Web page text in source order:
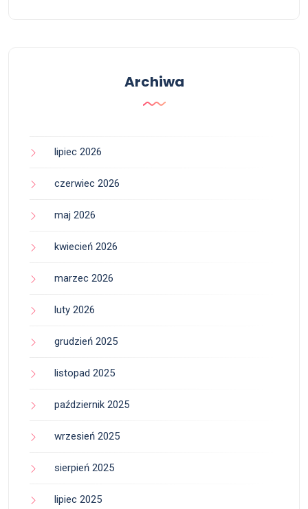
Archiwa
lipiec 2026
czerwiec 2026
maj 2026
kwiecień 2026
marzec 2026
luty 2026
grudzień 2025
listopad 2025
październik 2025
wrzesień 2025
sierpień 2025
lipiec 2025